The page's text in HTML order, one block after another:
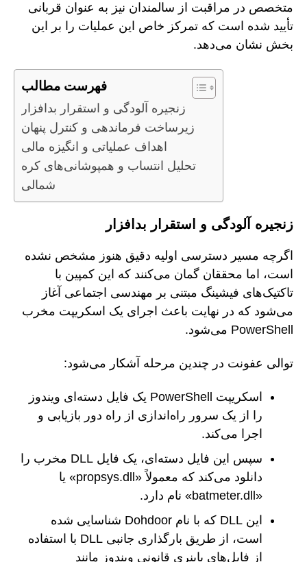
متخصص در مراقبت از سالمندان نیز به عنوان قربانی
تأیید شده است که تمرکز خاص این عملیات را بر این
بخش نشان می‌دهد.
فهرست مطالب
زنجیره آلودگی و استقرار بدافزار
زیرساخت فرماندهی و کنترل پنهان
اهداف عملیاتی و انگیزه مالی
تحلیل انتساب و همپوشانی‌های کره
شمالی
زنجیره آلودگی و استقرار بدافزار
اگرچه مسیر دسترسی اولیه دقیق هنوز مشخص نشده
است، اما محققان گمان می‌کنند که این کمپین با
تاکتیک‌های فیشینگ مبتنی بر مهندسی اجتماعی آغاز
می‌شود که در نهایت باعث اجرای یک اسکریپت مخرب
PowerShell می‌شود.
توالی عفونت در چندین مرحله آشکار می‌شود:
اسکریپت PowerShell یک فایل دسته‌ای ویندوز
را از یک سرور راه‌اندازی از راه دور بازیابی و
اجرا می‌کند.
سپس این فایل دسته‌ای، یک فایل DLL مخرب را
دانلود می‌کند که معمولاً «propsys.dll» یا
«batmeter.dll» نام دارد.
این DLL که با نام Dohdoor شناسایی شده
است، از طریق بارگذاری جانبی DLL با استفاده
از فایل‌های باینری قانونی ویندوز مانند